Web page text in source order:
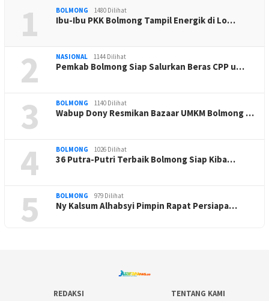
1 BOLMONG 1480 Dilihat
Ibu-Ibu PKK Bolmong Tampil Energik di Lo…
2 NASIONAL 1144 Dilihat
Pemkab Bolmong Siap Salurkan Beras CPP u…
3 BOLMONG 1140 Dilihat
Wabup Dony Resmikan Bazaar UMKM Bolmong …
4 BOLMONG 1026 Dilihat
36 Putra-Putri Terbaik Bolmong Siap Kiba…
5 BOLMONG 979 Dilihat
Ny Kalsum Alhabsyi Pimpin Rapat Persiapa…
REDAKSI TENTANG KAMI